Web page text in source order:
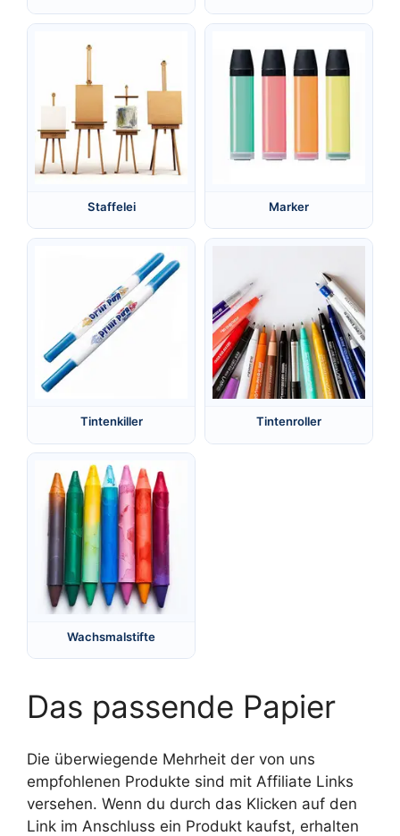
Staffelei Marker
Tintenkiller Tintenroller
Wachsmalstifte
Das passende Papier
Die überwiegende Mehrheit der von uns
empfohlenen Produkte sind mit Affiliate Links
versehen. Wenn du durch das Klicken auf den
Link im Anschluss ein Produkt kaufst, erhalten